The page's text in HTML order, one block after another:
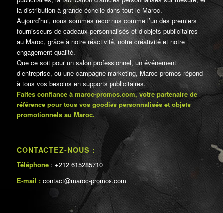
la distribution à grande échelle dans tout le Maroc.
Aujourd’hui, nous sommes reconnus comme l’un des premiers
fournisseurs de cadeaux personnalisés et d’objets publicitaires
au Maroc, grâce à notre réactivité, notre créativité et notre
engagement qualité.
Que ce soit pour un salon professionnel, un événement
d’entreprise, ou une campagne marketing, Maroc-promos répond
à tous vos besoins en supports publicitaires.
Faites confiance à maroc-promos.com, votre partenaire de
référence pour tous vos goodies personnalisés et objets
promotionnels au Maroc.
CONTACTEZ-NOUS :
Téléphone : +212 615285710
E-mail : contact@maroc-promos.com